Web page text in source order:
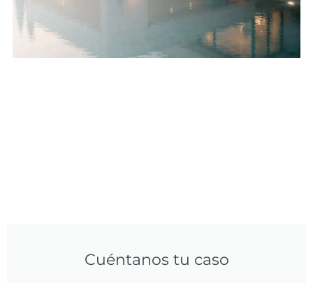
Cuéntanos tu caso